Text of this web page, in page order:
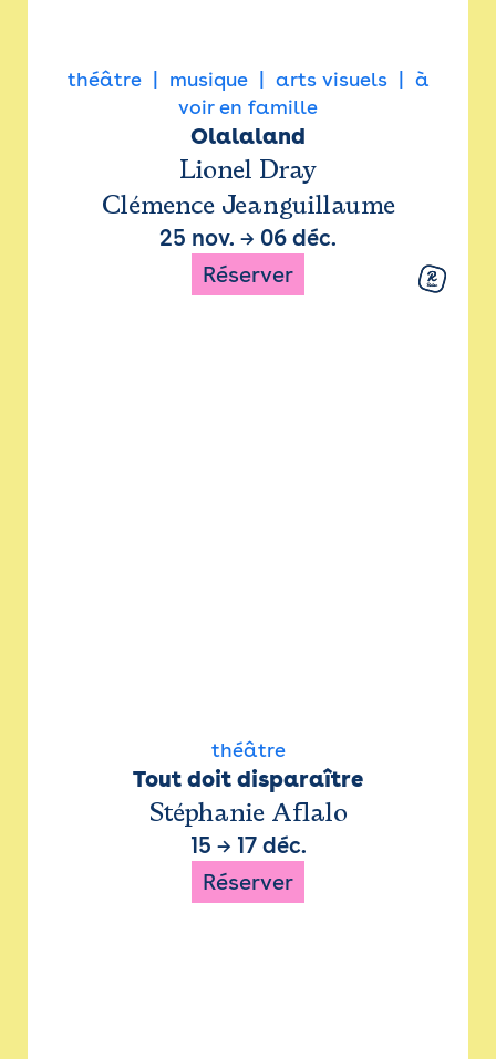
théâtre musique arts visuels
à
voir en famille
Olalaland
Lionel Dray
Clémence Jeanguillaume
25 nov. → 06 déc.
Réserver
théâtre
Tout doit disparaître
Stéphanie Aflalo
15 → 17 déc.
Réserver